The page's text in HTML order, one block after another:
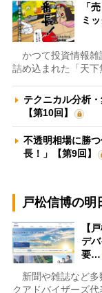
「
ミ
かつて投資情報雑
詰め込まれた「天
テクニカル分析
【第10回】
不透明相場に勝
長！」【第9回】
戸松信博の明
【
デ
要…
新聞や雑誌など多
クアドバイザーズ